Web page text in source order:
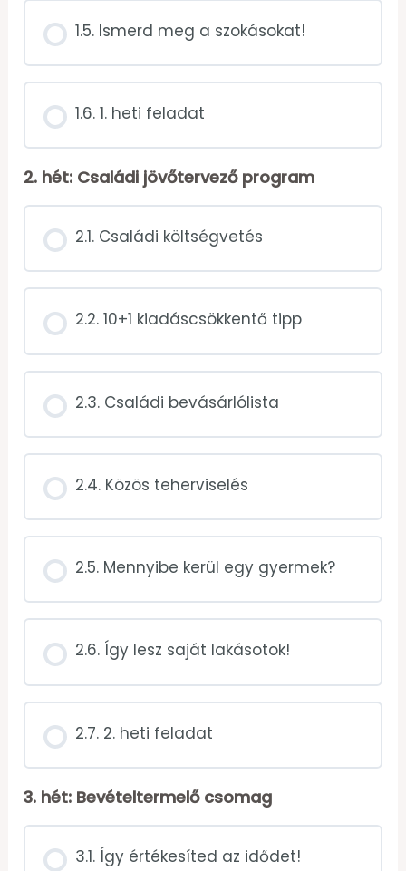
1.5. Ismerd meg a szokásokat!
1.6. 1. heti feladat
2. hét: Családi jövőtervező program
2.1. Családi költségvetés
2.2. 10+1 kiadáscsökkentő tipp
2.3. Családi bevásárlólista
2.4. Közös teherviselés
2.5. Mennyibe kerül egy gyermek?
2.6. Így lesz saját lakásotok!
2.7. 2. heti feladat
3. hét: Bevételtermelő csomag
3.1. Így értékesíted az idődet!